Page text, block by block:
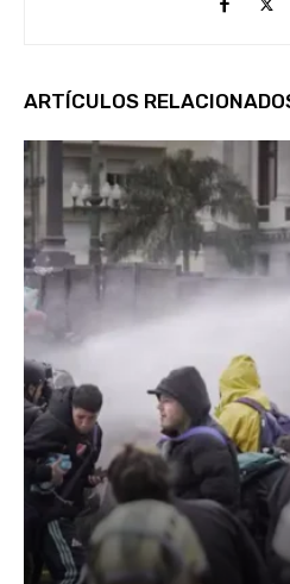
ARTÍCULOS